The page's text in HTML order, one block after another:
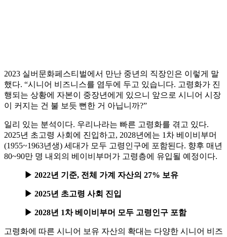
2023 실버문화페스티벌에서 만난 중년의 직장인은 이렇게 말
했다. “시니어 비즈니스를 염두에 두고 있습니다. 고령화가 진
행되는 상황에 자본이 중장년에게 있으니 앞으로 시니어 시장
이 커지는 건 불 보듯 뻔한 거 아닙니까?”
일리 있는 분석이다. 우리나라는 빠른 고령화를 겪고 있다.
2025년 초고령 사회에 진입하고, 2028년에는 1차 베이비부머
(1955~1963년생) 세대가 모두 고령인구에 포함된다. 향후 매년
80~90만 명 내외의 베이비부머가 고령층에 유입될 예정이다.
▶ 2022년 기준, 전체 가계 자산의 27% 보유
▶ 2025년 초고령 사회 진입
▶ 2028년 1차 베이비부머 모두 고령인구 포함
고령화에 따른 시니어 보유 자산의 확대는 다양한 시니어 비즈